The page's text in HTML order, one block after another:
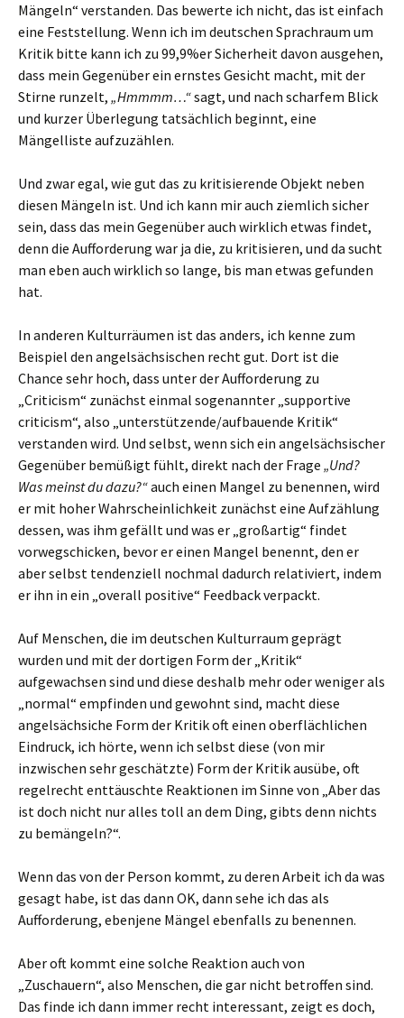
Mängeln“ verstanden. Das bewerte ich nicht, das ist einfach
eine Feststellung. Wenn ich im deutschen Sprachraum um
Kritik bitte kann ich zu 99,9%er Sicherheit davon ausgehen,
dass mein Gegenüber ein ernstes Gesicht macht, mit der
Stirne runzelt, „Hmmmm…“sagt, und nach scharfem Blick
und kurzer Überlegung tatsächlich beginnt, eine
Mängelliste aufzuzählen.
Und zwar egal, wie gut das zu kritisierende Objekt neben
diesen Mängeln ist. Und ich kann mir auch ziemlich sicher
sein, dass das mein Gegenüber auch wirklich etwas findet,
denn die Aufforderung war ja die, zu kritisieren, und da sucht
man eben auch wirklich so lange, bis man etwas gefunden
hat.
In anderen Kulturräumen ist das anders, ich kenne zum
Beispiel den angelsächsischen recht gut. Dort ist die
Chance sehr hoch, dass unter der Aufforderung zu
„Criticism“ zunächst einmal sogenannter „supportive
criticism“, also „unterstützende/aufbauende Kritik“
verstanden wird. Und selbst, wenn sich ein angelsächsischer
Gegenüber bemüßigt fühlt, direkt nach der Frage „Und?
Was meinst du dazu?“auch einen Mangel zu benennen, wird
er mit hoher Wahrscheinlichkeit zunächst eine Aufzählung
dessen, was ihm gefällt und was er „großartig“ findet
vorwegschicken, bevor er einen Mangel benennt, den er
aber selbst tendenziell nochmal dadurch relativiert, indem
er ihn in ein „overall positive“ Feedback verpackt.
Auf Menschen, die im deutschen Kulturraum geprägt
wurden und mit der dortigen Form der „Kritik“
aufgewachsen sind und diese deshalb mehr oder weniger als
„normal“ empfinden und gewohnt sind, macht diese
angelsächsiche Form der Kritik oft einen oberflächlichen
Eindruck, ich hörte, wenn ich selbst diese (von mir
inzwischen sehr geschätzte) Form der Kritik ausübe, oft
regelrecht enttäuschte Reaktionen im Sinne von „Aber das
ist doch nicht nur alles toll an dem Ding, gibts denn nichts
zu bemängeln?“.
Wenn das von der Person kommt, zu deren Arbeit ich da was
gesagt habe, ist das dann OK, dann sehe ich das als
Aufforderung, ebenjene Mängel ebenfalls zu benennen.
Aber oft kommt eine solche Reaktion auch von
„Zuschauern“, also Menschen, die gar nicht betroffen sind.
Das finde ich dann immer recht interessant, zeigt es doch,